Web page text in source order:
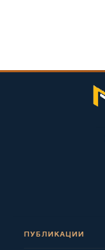
ПУБЛИКАЦИИ